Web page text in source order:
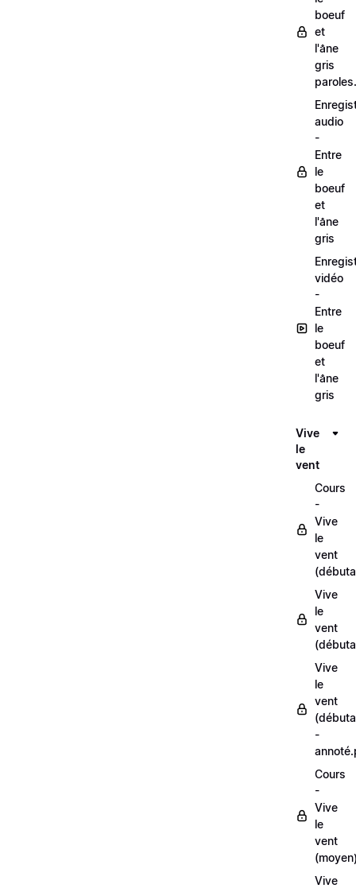
boeuf
et
l'âne
gris
audio
-
Entre
le
boeuf
et
l'âne
gris
vidéo
-
Entre
le
boeuf
et
l'âne
gris
Vive
le
vent
Cours
-
Vive
le
vent
Vive
le
vent
Vive
le
vent
-
Cours
-
Vive
le
vent
Vive